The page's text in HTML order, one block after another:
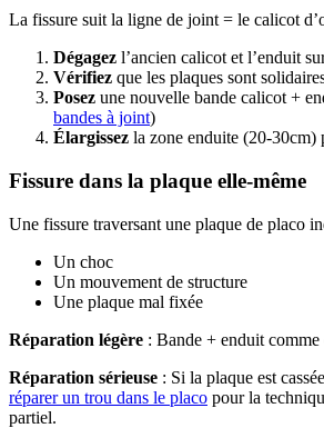
La fissure suit la ligne de joint = le calicot
Dégagez l’ancien calicot et l’enduit
Vérifiez que les plaques sont
Posez une nouvelle bande calicot +
bandes à joint)
Élargissez la zone enduite (20-30cm)
Fissure dans la plaque elle-même
Une fissure traversant une plaque de placo
Un choc
Un mouvement de structure
Une plaque mal fixée
Réparation légère : Bande + enduit comme
Réparation sérieuse : Si la plaque est
réparer un trou dans le placo pour la
partiel.